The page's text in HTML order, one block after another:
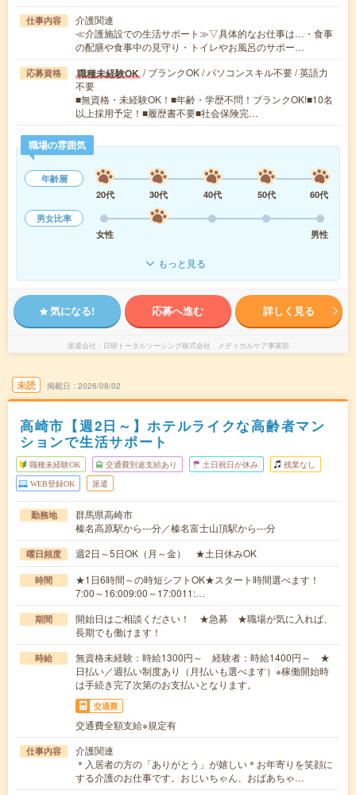
仕事内容
介護関連
≪介護施設での生活サポート≫▽具体的なお仕事は…・食事
の配膳や食事中の見守り・トイレやお風呂のサポー…
応募資格 職種未経験OK / ブランクOK / パソコンスキル不要 / 英語力
不要
■無資格・未経験OK！■年齢・学歴不問！ブランクOK!■10名
以上採用予定！■履歴書不要■社会保険完…
職場の雰囲気
年齢層
20代
30代 40代 50代
60代
男女比率
女性
男性
もっと見る
気になる! 応募へ進む 詳しく見る
派遣会社 日研トータルソーシング株式会社 メディカルケア事業部
未読 掲載日 2026/08/02
高崎市【週2日～】ホテルライクな高齢者マン
ションで生活サポート
職種未経験OK 交通費別途支給あり 土日祝日が休み 残業なし
WEB登録OK 派遣
勤務地
群馬県高崎市
榛名高原駅から---分／榛名富士山頂駅から---分
曜日頻度 週2日～5日OK（月～金） ★土日休みOK
時間
★1日6時間～の時短シフトOK★スタート時間選べます！
7:00～16:009:00～17:0011:…
期間
開始日はご相談ください！ ★急募 ★職場が気に入れば、
長期でも働けます！
時給
無資格未経験：時給1300円～ 経験者：時給1400円～ ★
日払い／週払い制度あり（月払いも選べます）※稼働開始時
は手続き完了次第のお支払いとなります。
交通費
交通費全額支給※規定有
仕事内容
介護関連
＊入居者の方の「ありがとう」が嬉しい＊お年寄りを笑顔に
する介護のお仕事です。おじいちゃん、おばあちゃ…